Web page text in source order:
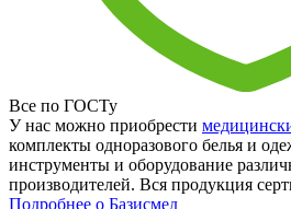
Все по ГОСТу
У нас можно приобрести
комплекты одноразового белья и
инструменты и оборудование
производителей. Вся продукция
Подробнее о Базисмед